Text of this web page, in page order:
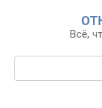
Всё,
Поиск: